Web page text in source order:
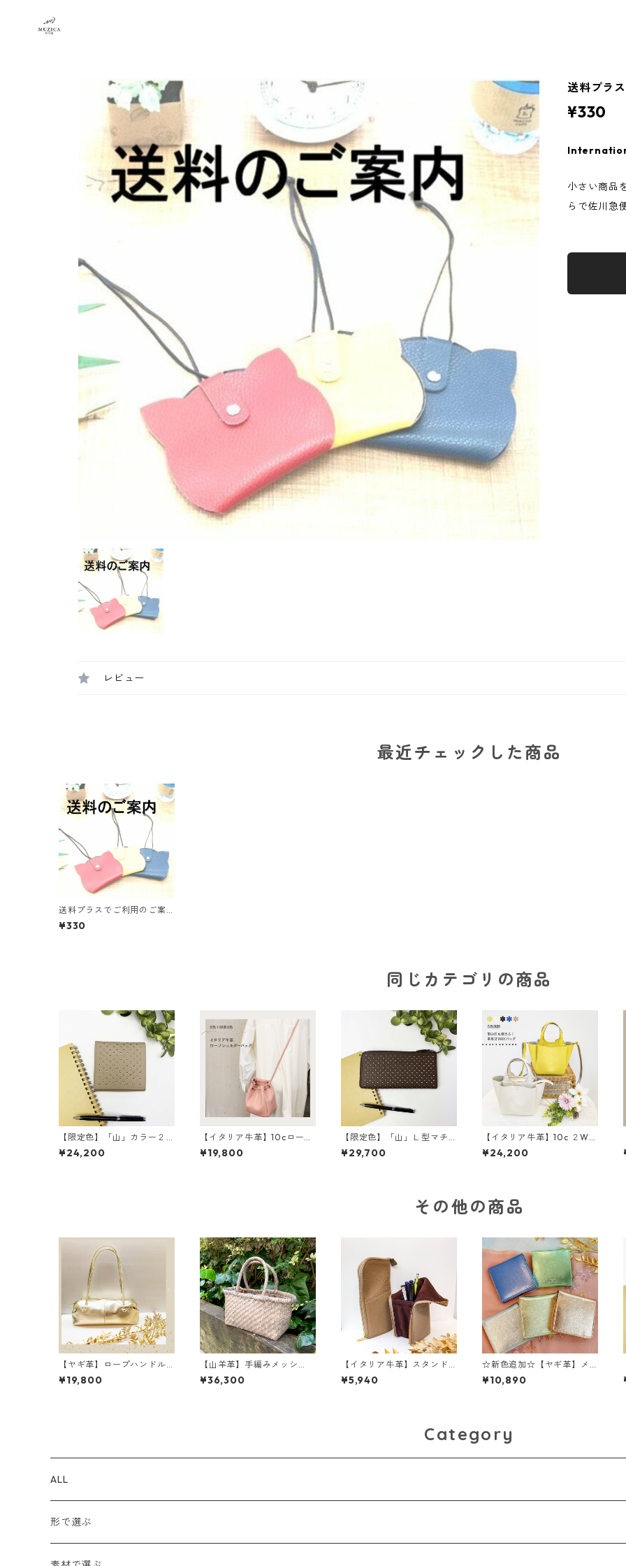
送料プラ
¥330
小さい商品
らで佐川急
レビュー
最近チェックした商品
送料プラスでご利用のご案
内
¥330
同じカテゴリの商品
【限定色】「山」カラー２
つ折り財布 <4色展開> 本
革 牛革 レザーウォレッ
¥24,200
【イタリア牛革】10cロープ
ショルダー〈8色展開＋限定
4色〉 イタリア牛革 軽
¥19,800
【限定色】「山」Ｌ型マチ
つき長財布<４色展開> 本
革 レザーウォレット 革
¥29,700
【イタリア牛革】10c ２WA
Y３部屋ショルダートートバ
ッグ〈5色展開〉 イタリア
¥24,200
その他の商品
【ヤギ革】ロープハンドル
バッグ＜メタリックカラー4
色展開＞ 軽い 本革 カ
¥19,800
【山羊革】手編みメッシ
ュ シンプルトートバッグ S
サイズ<5色展開> 軽い 本
¥36,300
【イタリア牛革】スタンド
型ペンケース 本革 イタ
リアンレザー 牛革 ペン
¥5,940
☆新色追加☆【ヤギ革】メ
タリックカラー２つ折り財
布 本革 ヤギ革 レザー
¥10,890
Category
ALL
形で選ぶ